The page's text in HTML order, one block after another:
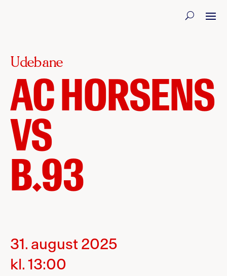
Udebane
AC HORSENS
VS
B.93
31. august 2025
kl. 13:00